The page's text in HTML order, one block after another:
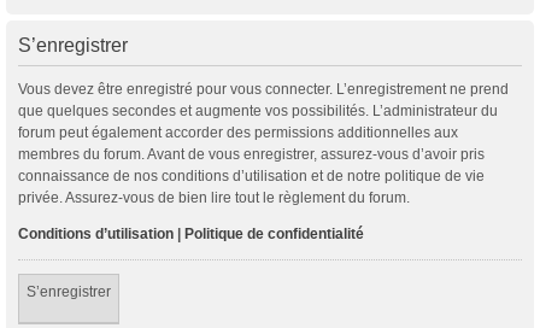
S’enregistrer
Vous devez être enregistré pour vous connecter. L’enregistrement ne prend
que quelques secondes et augmente vos possibilités. L’administrateur du
forum peut également accorder des permissions additionnelles aux
membres du forum. Avant de vous enregistrer, assurez-vous d’avoir pris
connaissance de nos conditions d’utilisation et de notre politique de vie
privée. Assurez-vous de bien lire tout le règlement du forum.
Conditions d’utilisation Politique de confidentialité
S’enregistrer